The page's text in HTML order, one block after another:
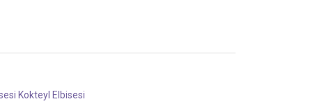
Kokteyl Elbisesi